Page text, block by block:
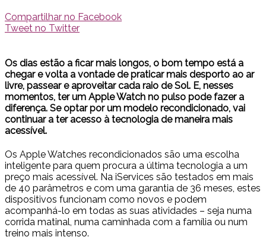
Compartilhar no Facebook
Tweet no Twitter
Os dias estão a ficar mais longos, o bom tempo está a
chegar e volta a vontade de praticar mais desporto ao ar
livre, passear e aproveitar cada raio de Sol. E, nesses
momentos, ter um Apple Watch no pulso pode fazer a
diferença. Se optar por um modelo recondicionado, vai
continuar a ter acesso à tecnologia de maneira mais
acessível.
Os Apple Watches recondicionados são uma escolha
inteligente para quem procura a última tecnologia a um
preço mais acessível. Na iServices são testados em mais
de 40 parâmetros e com uma garantia de 36 meses, estes
dispositivos funcionam como novos e podem
acompanhá-lo em todas as suas atividades – seja numa
corrida matinal, numa caminhada com a família ou num
treino mais intenso.